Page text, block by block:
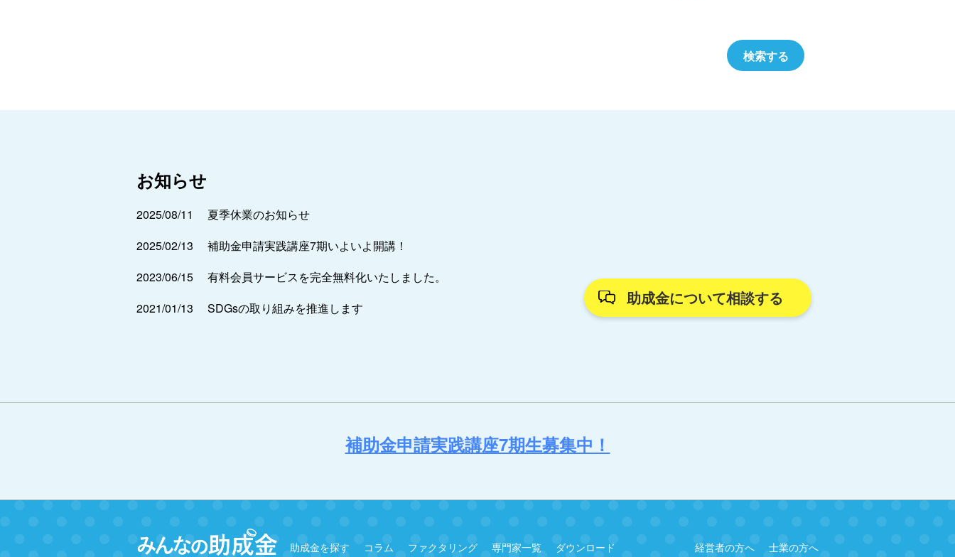
お知らせ
2025/08/11
夏季休業のお知らせ
2025/02/13
補助金申請実践講座7期いよいよ開講！
2023/06/15
有料会員サービスを完全無料化いたしました。
2021/01/13
SDGsの取り組みを推進します
助成金について相談する
補助金申請実践講座7期生募集中！
助成金を探す コラム ファクタリング 専門家一覧 ダウンロード 経営者の方へ 士業の方へ